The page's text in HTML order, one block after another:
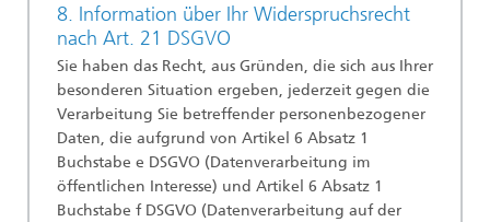
8. Information über Ihr Widerspruchsrecht
nach Art. 21 DSGVO
Sie haben das Recht, aus Gründen, die sich aus Ihrer
besonderen Situation ergeben, jederzeit gegen die
Verarbeitung Sie betreffender personenbezogener
Daten, die aufgrund von Artikel 6 Absatz 1
Buchstabe e DSGVO (Datenverarbeitung im
öffentlichen Interesse) und Artikel 6 Absatz 1
Buchstabe f DSGVO (Datenverarbeitung auf der